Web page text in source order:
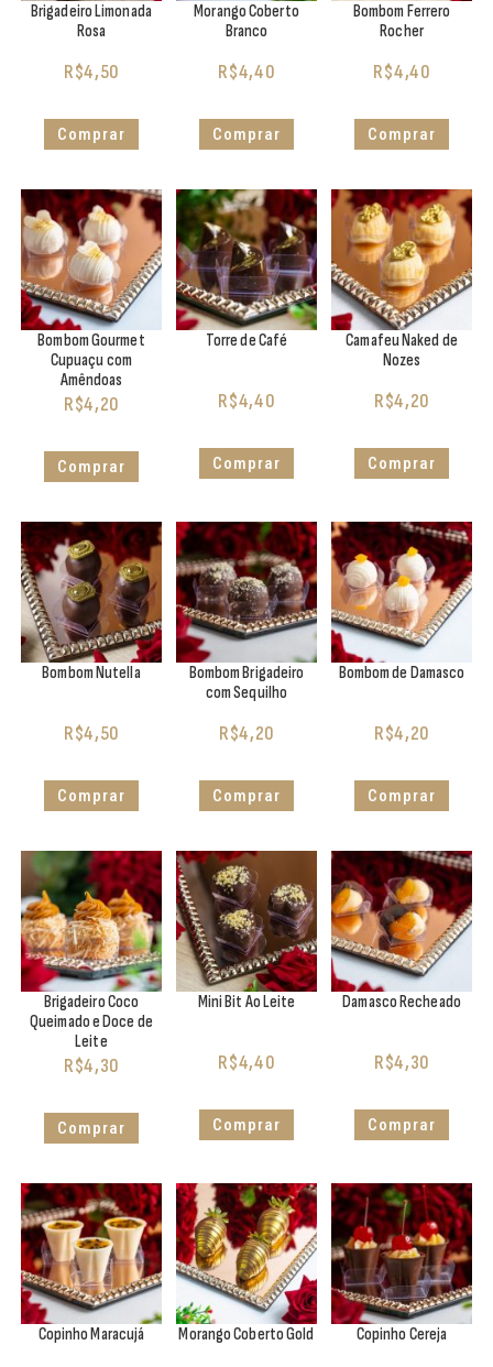
Brigadeiro Limonada
Rosa
R$4,50
Comprar
Morango Coberto
Branco
R$4,40
Comprar
Bombom Ferrero
Rocher
R$4,40
Comprar
Bombom Gourmet
Cupuaçu com
Amêndoas
R$4,20
Comprar
Torre de Café
R$4,40
Comprar
Camafeu Naked de
Nozes
R$4,20
Comprar
Bombom Nutella
R$4,50
Comprar
Bombom Brigadeiro
com Sequilho
R$4,20
Comprar
Bombom de Damasco
R$4,20
Comprar
Brigadeiro Coco
Queimado e Doce de
Leite
R$4,30
Comprar
Mini Bit Ao Leite
R$4,40
Comprar
Damasco Recheado
R$4,30
Comprar
Copinho Maracujá Morango Coberto Gold Copinho Cereja